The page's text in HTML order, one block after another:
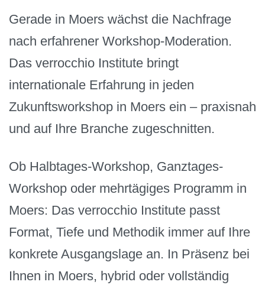
Gerade in Moers wächst die Nachfrage
nach erfahrener Workshop-Moderation.
Das verrocchio Institute bringt
internationale Erfahrung in jeden
Zukunftsworkshop in Moers ein – praxisnah
und auf Ihre Branche zugeschnitten.
Ob Halbtages-Workshop, Ganztages-
Workshop oder mehrtägiges Programm in
Moers: Das verrocchio Institute passt
Format, Tiefe und Methodik immer auf Ihre
konkrete Ausgangslage an. In Präsenz bei
Ihnen in Moers, hybrid oder vollständig